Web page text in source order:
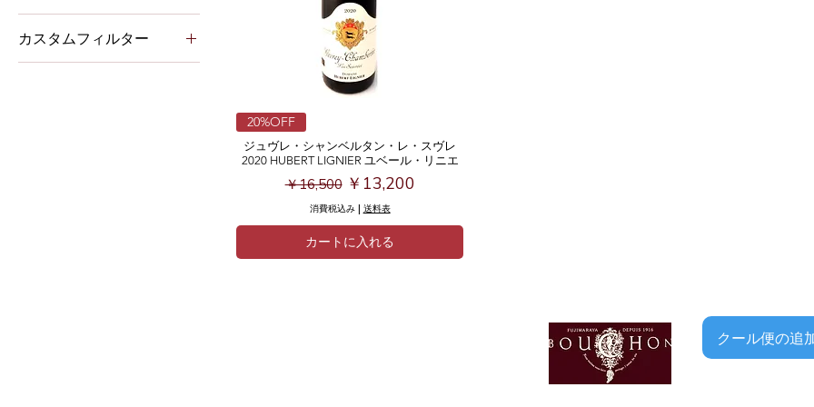
カスタムフィルター
◆赤ワイン
20%OFF
ジュヴレ・シャンベルタン・レ・スヴレ
2020 HUBERT LIGNIER ユベール・リニエ
通常価格
￥16,500 セール価格
￥13,200
消費税込み| 送料表
カートに入れる
クール便の